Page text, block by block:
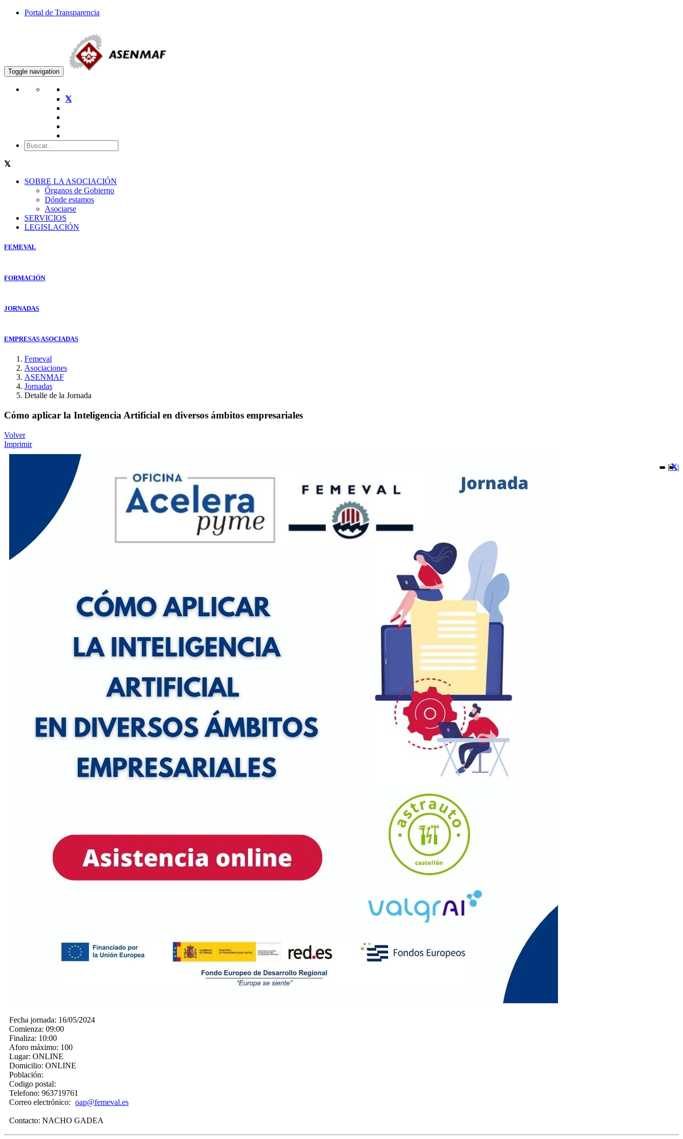
Portal de Transparencia
Toggle navigation
SOBRE LA ASOCIACIÓN
Órganos de Gobierno
Dónde estamos
Asociarse
SERVICIOS
LEGISLACIÓN
FEMEVAL
FORMACIÓN
JORNADAS
EMPRESAS ASOCIADAS
Femeval
Asociaciones
ASENMAF
Jornadas
Detalle de la Jornada
Cómo aplicar la Inteligencia Artificial en diversos ámbitos empresariales
Volver
Imprimir
|| |
Fecha jornada: 16/05/2024
Comienza: 09:00
Finaliza: 10:00
Aforo máximo: 100
Lugar: ONLINE
Domicilio: ONLINE
Población:
Codigo postal:
Telefono: 963719761
Correo electrónico: oap@femeval.es
Contacto: NACHO GADEA